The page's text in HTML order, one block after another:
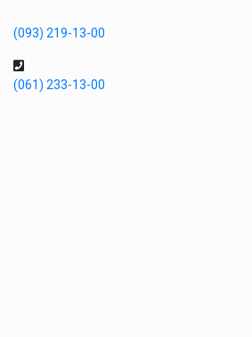
(093) 219-13-00
(061) 233-13-00